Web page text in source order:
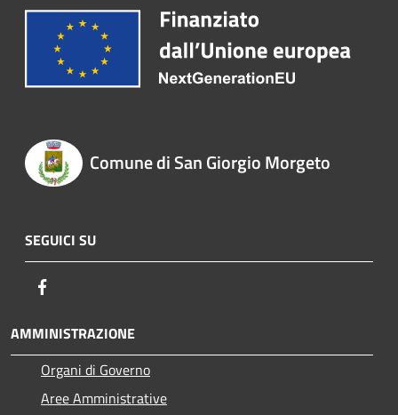
Comune di San Giorgio Morgeto
SEGUICI SU
AMMINISTRAZIONE
Organi di Governo
Aree Amministrative